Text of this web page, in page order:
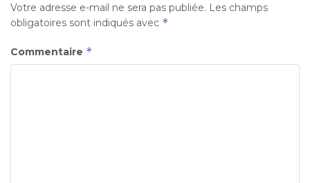
Votre adresse e-mail ne sera pas publiée. Les champs
obligatoires sont indiqués avec *
Commentaire *